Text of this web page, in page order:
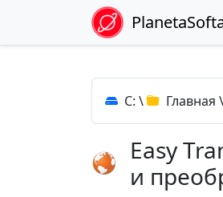
C: \ Главная \
Easy
и